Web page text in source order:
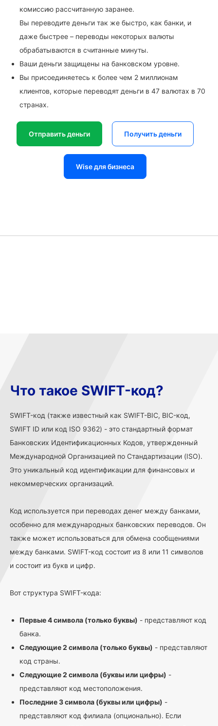
комиссию рассчитанную заранее.
Вы переводите деньги так же быстро, как банки, и
даже быстрее – переводы некоторых валюты
обрабатываются в считанные минуты.
Ваши деньги защищены на банковском уровне.
Вы присоединяетесь к более чем 2 миллионам
клиентов, которые переводят деньги в 47 валютах в 70
странах.
Отправить деньги Получить деньги
Wise для бизнеса
Что такое SWIFT-код?
SWIFT-код (также известный как SWIFT-BIC, BIC-код,
SWIFT ID или код ISO 9362) - это стандартный формат
Банковских Идентификационных Кодов, утвержденный
Международной Организацией по Стандартизации (ISO).
Это уникальный код идентификации для финансовых и
некоммерческих организаций.
Код используется при переводах денег между банками,
особенно для международных банковских переводов. Он
также может использоваться для обмена сообщениями
между банками. SWIFT-код состоит из 8 или 11 символов
и состоит из букв и цифр.
Вот структура SWIFT-кода:
Первые 4 символа (только буквы) - представляют код
банка.
Следующие 2 символа (только буквы) - представляют
код страны.
Следующие 2 символа (буквы или цифры) -
представляют код местоположения.
Последние 3 символа (буквы или цифры) -
представляют код филиала (опционально). Если